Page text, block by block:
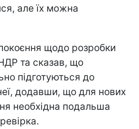
але їх можна
щодо розробки
та сказав, що
підготуються до
додавши, що для нових
необхідна подальша